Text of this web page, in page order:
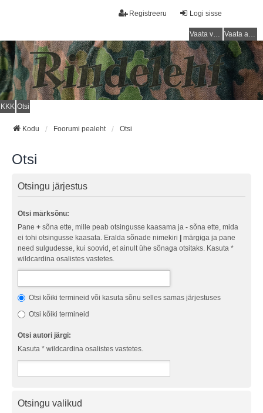
Logi sisse
Registreeru
Vaata vastamata teemasi Vaata aktiivseid teemasid
KKK Otsi
Kodu Foorumi pealeht Otsi
Otsi
Otsingu järjestus
Otsi märksõnu:
Pane + sõna ette, mille peab otsingusse kaasama ja - sõna ette, mida
ei tohi otsingusse kaasata. Eralda sõnade nimekiri
märgiga ja pane
need sulgudesse, kui soovid, et ainult ühe sõnaga otsitaks. Kasuta *
wildcardina osalistes vastetes.
Otsi kõiki termineid või kasuta sõnu selles samas järjestuses
Otsi kõiki termineid
Otsi autori järgi:
Kasuta * wildcardina osalistes vastetes.
Otsingu valikud